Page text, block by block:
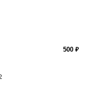
500 ₽